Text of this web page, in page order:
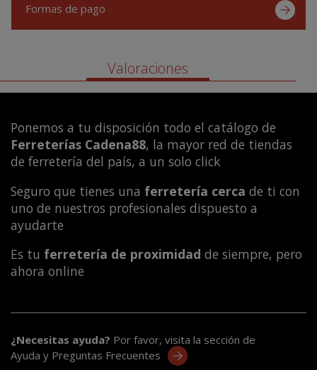
Formas de pago
Valoraciones
Ponemos a tu disposición todo el catálogo de
Ferreterías Cadena88, la mayor red de tiendas
de ferretería del país, a un solo click
Seguro que tienes una ferretería cerca de ti con
uno de nuestros profesionales dispuesto a
ayudarte
Es tu ferretería de proximidad de siempre, pero
ahora online
¿Necesitas ayuda? Por favor, visita la sección de
Ayuda y Preguntas Frecuentes